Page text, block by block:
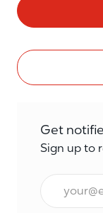
Get
Sign up to
Email*